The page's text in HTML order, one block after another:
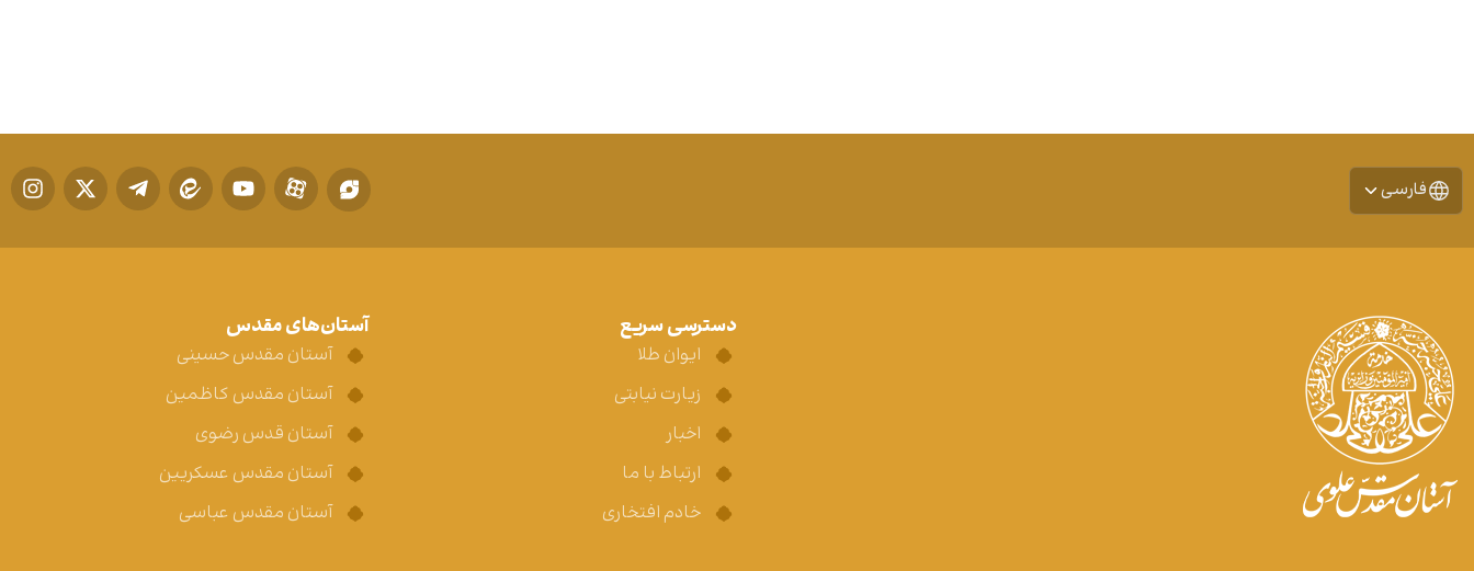
فارسی
دسترسی سریع
ایوان طلا
زیارت نیابتی
اخبار
ارتباط با ما
خادم افتخاری
آستان‌های مقدس
آستان مقدس حسینی
آستان مقدس کاظمین
آستان قدس رضوی
آستان مقدس عسکریین
آستان مقدس عباسی